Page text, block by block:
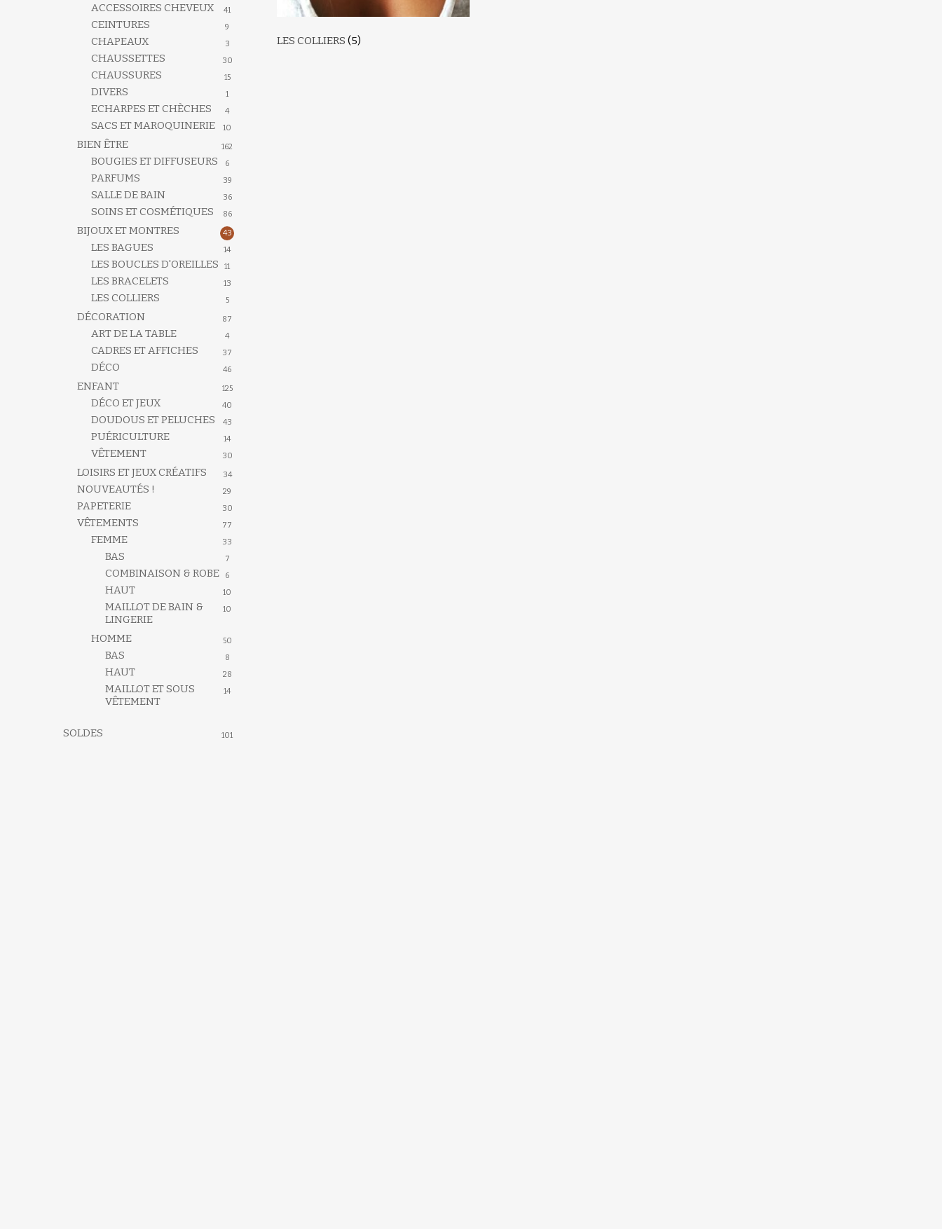
ACCESSOIRES CHEVEUX 41
CEINTURES 9
CHAPEAUX 3
CHAUSSETTES 30
CHAUSSURES 15
DIVERS 1
ECHARPES ET CHÈCHES 4
SACS ET MAROQUINERIE 10
BIEN ÊTRE 162
BOUGIES ET DIFFUSEURS 6
PARFUMS 39
SALLE DE BAIN 36
SOINS ET COSMÉTIQUES 86
BIJOUX ET MONTRES 43
LES BAGUES 14
LES BOUCLES D'OREILLES 11
LES BRACELETS 13
LES COLLIERS 5
DÉCORATION 87
ART DE LA TABLE 4
CADRES ET AFFICHES 37
DÉCO 46
ENFANT 125
DÉCO ET JEUX 40
DOUDOUS ET PELUCHES 43
PUÉRICULTURE 14
VÊTEMENT 30
LOISIRS ET JEUX CRÉATIFS 34
NOUVEAUTÉS ! 29
PAPETERIE 30
VÊTEMENTS 77
FEMME 33
BAS 7
COMBINAISON & ROBE 6
HAUT 10
MAILLOT DE BAIN &
LINGERIE
10
HOMME 50
BAS 8
HAUT 28
MAILLOT ET SOUS
VÊTEMENT
14
SOLDES 101
LES COLLIERS(5)